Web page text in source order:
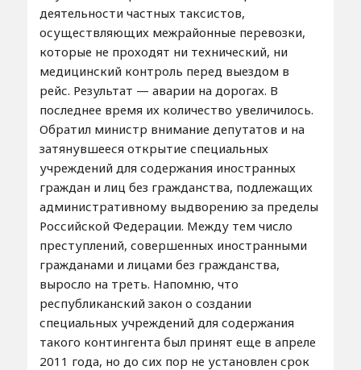
деятельности частных таксистов,
осуществляющих межрайонные перевозки,
которые не проходят ни технический, ни
медицинский контроль перед выездом в
рейс. Результат — аварии на дорогах. В
последнее время их количество увеличилось.
Обратил министр внимание депутатов и на
затянувшееся открытие специальных
учреждений для содержания иностранных
граждан и лиц без гражданства, подлежащих
административному выдворению за пределы
Российской Федерации. Между тем число
преступлений, совершенных иностранными
гражданами и лицами без гражданства,
выросло на треть. Напомню, что
республиканский закон о создании
специальных учреждений для содержания
такого контингента был принят еще в апреле
2011 года, но до сих пор не установлен срок